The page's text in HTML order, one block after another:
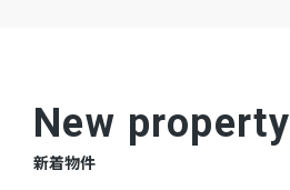
New property
新着物件